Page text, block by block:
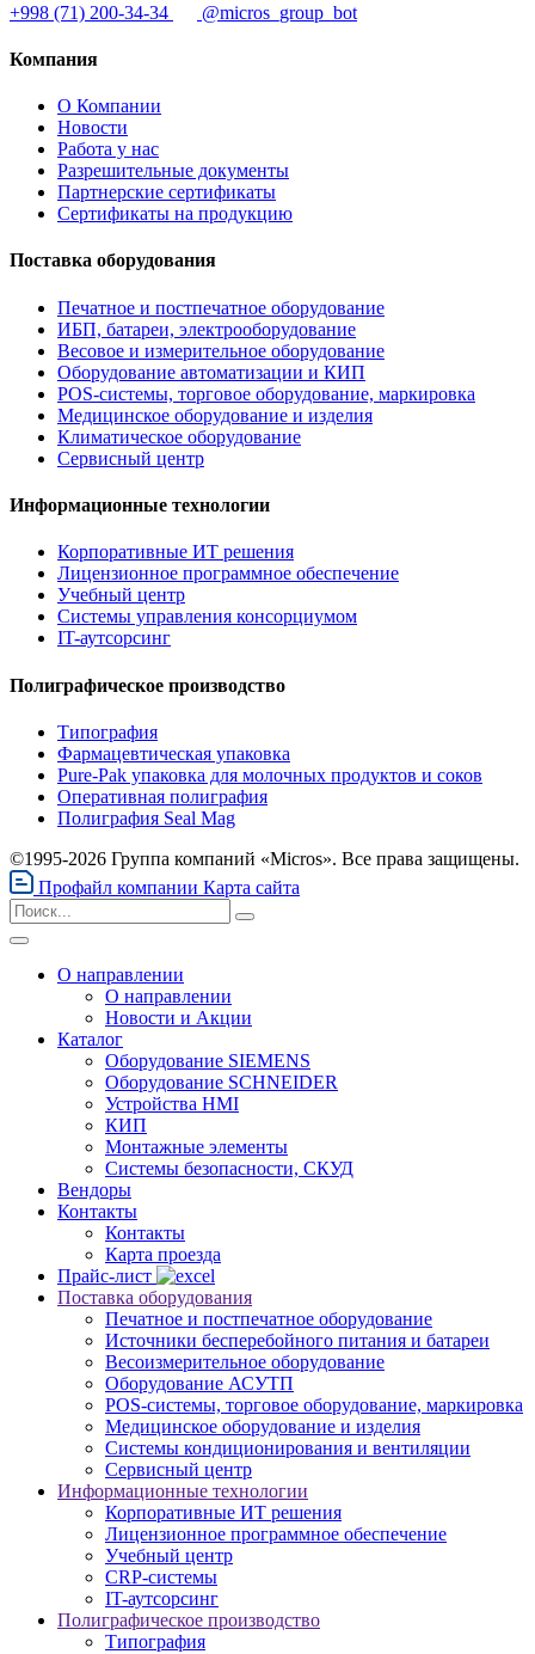
+998 (71) 200-34-34 @micros_group_bot
Компания
О Компании
Новости
Работа у нас
Разрешительные документы
Партнерские сертификаты
Сертификаты на продукцию
Поставка оборудования
Печатное и постпечатное оборудование
ИБП, батареи, электрооборудование
Весовое и измерительное оборудование
Оборудование автоматизации и КИП
POS-системы, торговое оборудование, маркировка
Медицинское оборудование и изделия
Климатическое оборудование
Сервисный центр
Информационные технологии
Корпоративные ИТ решения
Лицензионное программное обеспечение
Учебный центр
Системы управления консорциумом
IT-аутсорсинг
Полиграфическое производство
Типография
Фармацевтическая упаковка
Pure-Pak упаковка для молочных продуктов и соков
Оперативная полиграфия
Полиграфия Seal Mag
©1995-2026 Группа компаний «Micros». Все права защищены.
Профайл компании Карта сайта
О направлении
О направлении
Новости и Акции
Каталог
Оборудование SIEMENS
Оборудование SCHNEIDER
Устройства HMI
КИП
Монтажные элементы
Системы безопасности, СКУД
Вендоры
Контакты
Контакты
Карта проезда
Прайс-лист
Поставка оборудования
Печатное и постпечатное оборудование
Источники бесперебойного питания и батареи
Весоизмерительное оборудование
Оборудование АСУТП
POS-системы, торговое оборудование, маркировка
Медицинское оборудование и изделия
Системы кондиционирования и вентиляции
Сервисный центр
Информационные технологии
Корпоративные ИТ решения
Лицензионное программное обеспечение
Учебный центр
CRP-системы
IT-аутсорсинг
Полиграфическое производство
Типография